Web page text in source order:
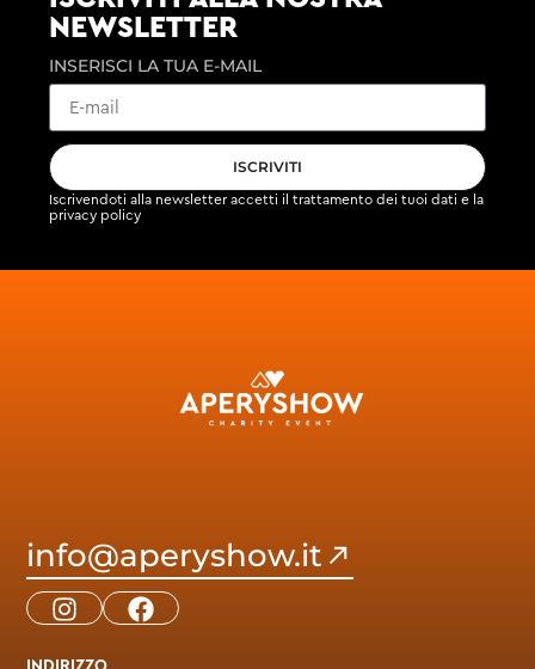
NEWSLETTER
INSERISCI LA TUA E-MAIL
ISCRIVITI
Iscrivendoti alla newsletter accetti iltrattamento dei tuoi dati e la
privacy policy
info@aperyshow.it